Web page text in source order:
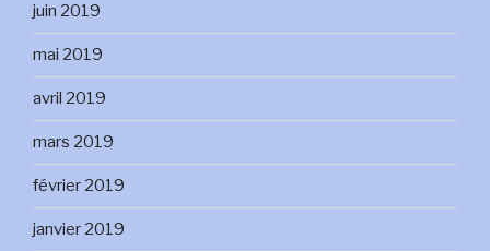
juin 2019
mai 2019
avril 2019
mars 2019
février 2019
janvier 2019